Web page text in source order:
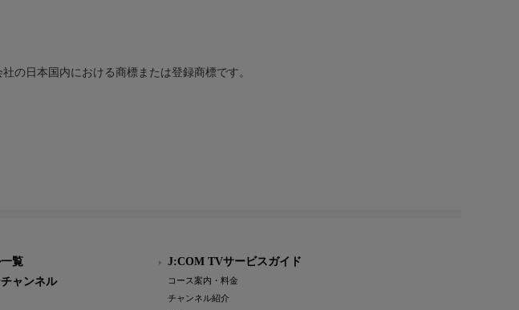
の日本国内における商標または登録商標です。
覧
ャンネル
J:COM TVサービスガイド
コース案内・料金
チャンネル紹介